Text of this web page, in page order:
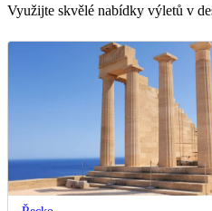
Využijte skvělé nabídky výletů v